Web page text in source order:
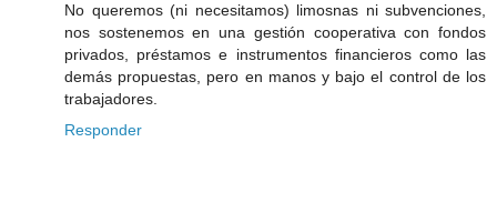
No queremos (ni necesitamos) limosnas ni subvenciones,
nos sostenemos en una gestión cooperativa con fondos
privados, préstamos e instrumentos financieros como las
demás propuestas, pero en manos y bajo el control de los
trabajadores.
Responder